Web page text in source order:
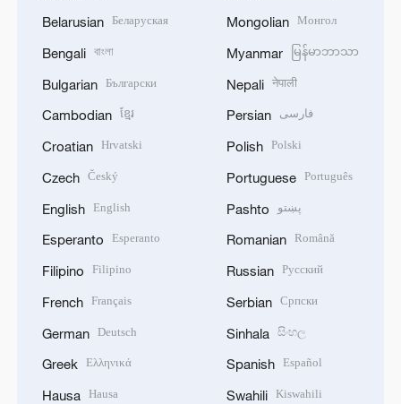
Belarusian Беларуская
Bengali বাংলা
Bulgarian Български
Cambodian ខ្មែរ
Croatian Hrvatski
Czech Český
English English
Esperanto Esperanto
Filipino Filipino
French Français
German Deutsch
Greek Ελληνικά
Hausa Hausa
Mongolian Монгол
Myanmar မြန်မာဘာသာ
Nepali नेपाली
Persian فارسی
Polish Polski
Portuguese Português
Pashto پښتو
Romanian Română
Russian Русский
Serbian Српски
Sinhala සිංහල
Spanish Español
Swahili Kiswahili